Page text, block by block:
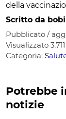
della
Scritto da
Pubblicato /
Visualizzato 3.711
Categoria:
Potrebbe
notizie